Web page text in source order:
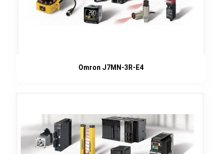
Omron J7MN-3R-E4